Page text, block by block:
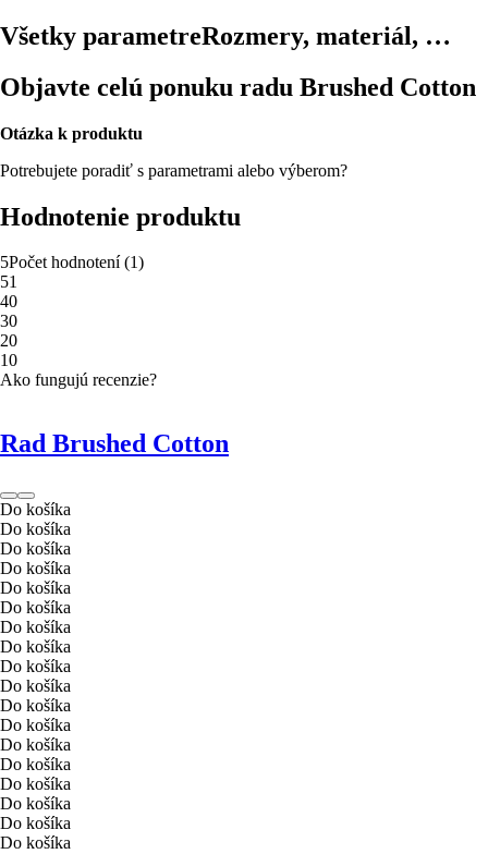
Všetky parametreRozmery, materiál, …
Objavte celú ponuku radu Brushed Cotton
Otázka k produktu
Potrebujete poradiť s parametrami alebo výberom?
Hodnotenie produktu
5Počet hodnotení(1)
51
40
30
20
10
Ako fungujú recenzie?
Rad Brushed Cotton
Do košíka
Do košíka
Do košíka
Do košíka
Do košíka
Do košíka
Do košíka
Do košíka
Do košíka
Do košíka
Do košíka
Do košíka
Do košíka
Do košíka
Do košíka
Do košíka
Do košíka
Do košíka